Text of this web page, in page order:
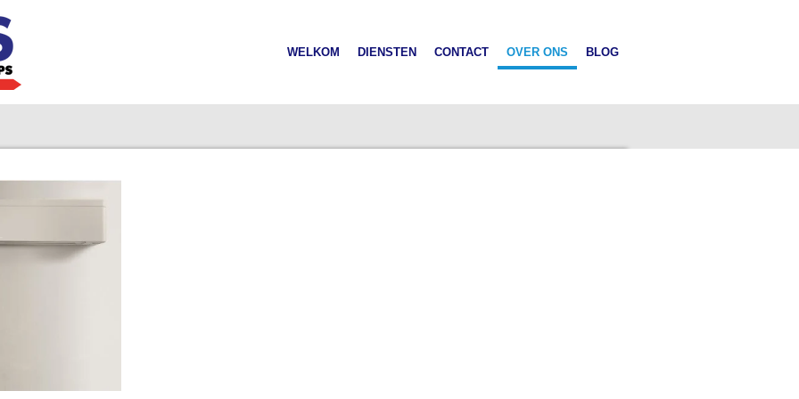
WELKOM DIENSTEN CONTACT OVER ONS BLOG